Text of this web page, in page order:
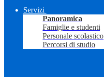
Servizi
Panoramica
Famiglie e studenti
Personale scolastico
Percorsi di studio